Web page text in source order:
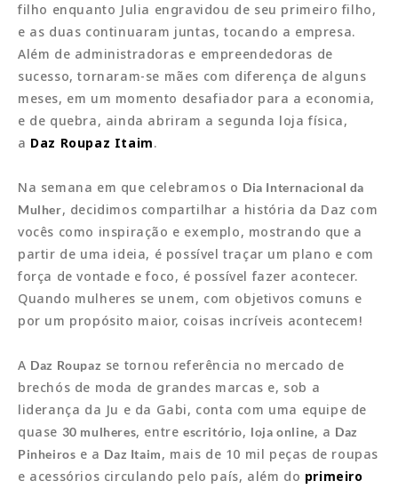
filho enquanto Julia engravidou de seu primeiro filho,
e as duas continuaram juntas, tocando a empresa.
Além de administradoras e empreendedoras de
sucesso, tornaram-se mães com diferença de alguns
meses, em um momento desafiador para a economia,
e de quebra, ainda abriram a segunda loja física,
a Daz Roupaz Itaim.
Na semana em que celebramos o Dia Internacional da
Mulher, decidimos compartilhar a história da Daz com
vocês como inspiração e exemplo, mostrando que a
partir de uma ideia, é possível traçar um plano e com
força de vontade e foco, é possível fazer acontecer.
Quando mulheres se unem, com objetivos comuns e
por um propósito maior, coisas incríveis acontecem!
A Daz Roupaz se tornou referência no mercado de
brechós de moda de grandes marcas e, sob a
liderança da Ju e da Gabi, conta com uma equipe de
quase 30 mulheres, entreescritório, loja online, a Daz
Pinheiros e a Daz Itaim, mais de 10 mil peças de roupas
e acessórios circulando pelo país, além do primeiro